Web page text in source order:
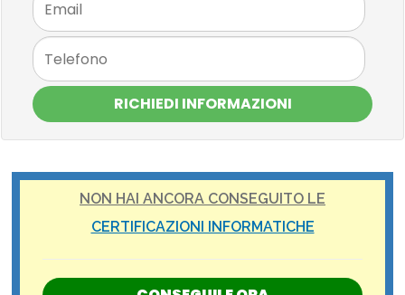
RICHIEDI INFORMAZIONI
NON HAI ANCORA CONSEGUITO LE
CERTIFICAZIONI INFORMATICHE